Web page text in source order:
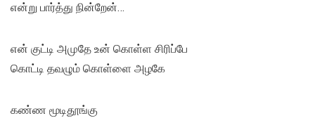
என்று பார்த்து நின்றேன்…
என் குட்டி அமுதே உன் கொள்ள சிரிப்பே
கொட்டி தவழும் கொள்ளை அழகே
கண்ண மூடிதூங்கு